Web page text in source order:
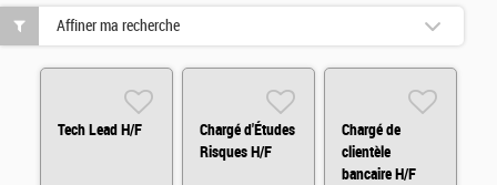
Tech Lead H/F
Chargé d'Études
Risques H/F
Chargé de
clientèle
bancaire H/F
Affiner ma recherche